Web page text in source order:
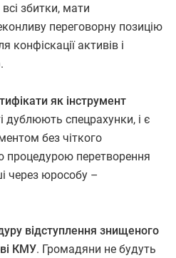
збитки, мати
переговорну позицію
конфіскації активів і
як інструмент
дублюють спецрахунки, і є
без чіткого
процедурою перетворення
через юрособу –
відступлення знищеного
КМУ. Громадяни не будуть